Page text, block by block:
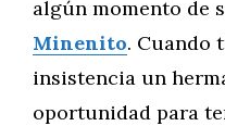
algún momento de
Minenito. Cuando
insistencia un
oportunidad para